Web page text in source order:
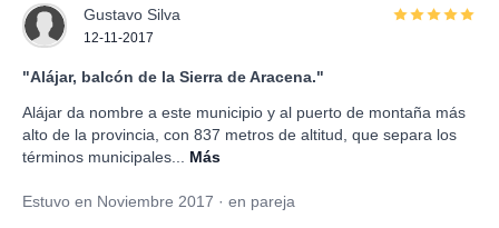
Gustavo Silva
12-11-2017
"Alájar, balcón de la Sierra de Aracena."
Alájar da nombre a este municipio y al puerto de montaña más
alto de la provincia, con 837 metros de altitud, que separa los
términos municipales...
Más
Estuvo en Noviembre 2017 · en pareja